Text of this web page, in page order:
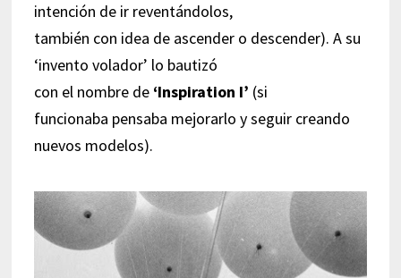
intención de ir reventándolos,
también con idea de ascender o descender). A su
‘invento volador’ lo bautizó
con el nombre de ‘Inspiration I’ (si
funcionaba pensaba mejorarlo y seguir creando
nuevos modelos).